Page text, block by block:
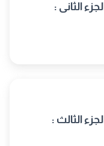
الثانى :
الثالث :